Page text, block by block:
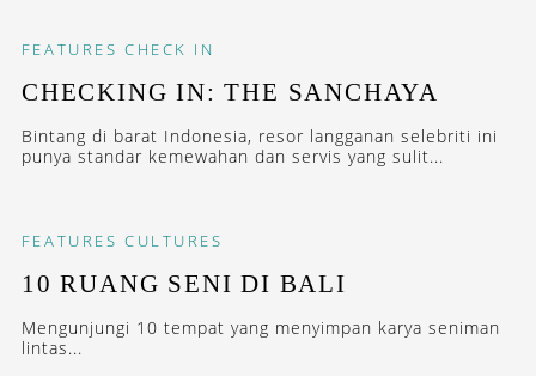
FEATURES CHECK IN
CHECKING IN: THE SANCHAYA
Bintang di barat Indonesia, resor langganan selebriti ini
punya standar kemewahan dan servis yang sulit...
FEATURES CULTURES
10 RUANG SENI DI BALI
Mengunjungi 10 tempat yang menyimpan karya seniman
lintas...